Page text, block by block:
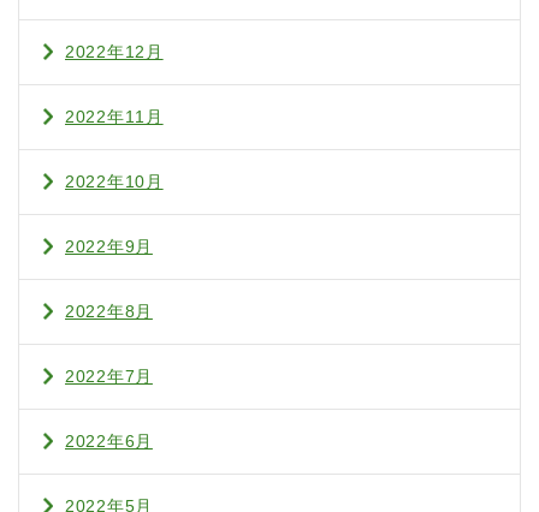
2022年12月
2022年11月
2022年10月
2022年9月
2022年8月
2022年7月
2022年6月
2022年5月